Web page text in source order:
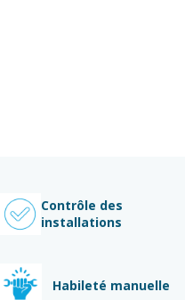
Contrôle des
installations
Habileté manuelle